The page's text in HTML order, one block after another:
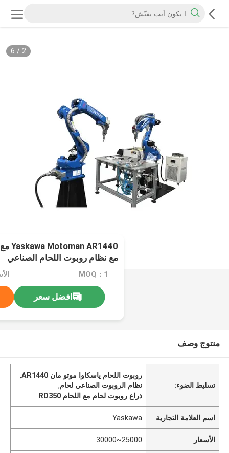
2
/
6
مع نظام روبوت اللحام الصناعي
MOQ：1
افضل سعر
منتوج وصف
تسليط الضوء:
روبوت اللحام ياسكاوا موتو مان AR1440
,
نظام الروبوت الصناعي لحام,
ذراع روبوت لحام مع اللحام RD350
اسم العلامة التجارية Yaskawa
الأسعار 25000~30000